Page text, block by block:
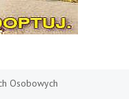
Osobowych